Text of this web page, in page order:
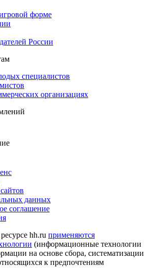
форме
России
специалистов
организациях
данных
соглашение
hh.ru применяются
(информационные технологии
на основе сбора, систематизации
к предпочтениям